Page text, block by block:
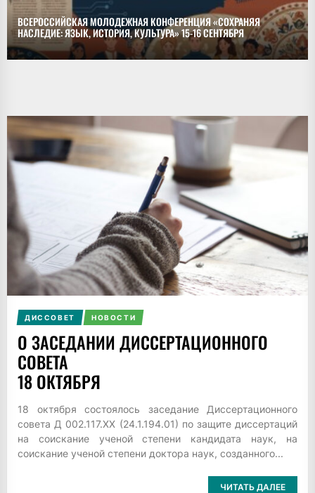
ВСЕРОССИЙСКАЯ МОЛОДЕЖНАЯ КОНФЕРЕНЦИЯ «СОХРАНЯЯ
НАСЛЕДИЕ: ЯЗЫК, ИСТОРИЯ, КУЛЬТУРА» 15-16 СЕНТЯБРЯ
ДИССОВЕТ НОВОСТИ
О ЗАСЕДАНИИ ДИССЕРТАЦИОННОГО
СОВЕТА
18 ОКТЯБРЯ
18 октября состоялось заседание Диссертационного
совета Д 002.117.XX (24.1.194.01) по защите диссертаций
на соискание ученой степени кандидата наук, на
соискание ученой степени доктора наук, созданного...
ЧИТАТЬ ДАЛЕЕ